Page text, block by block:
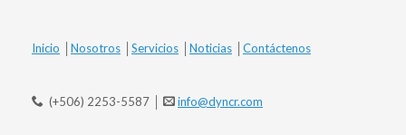
Inicio Nosotros Servicios Noticias Contáctenos
(+506) 2253-5587 │ info@dyncr.com